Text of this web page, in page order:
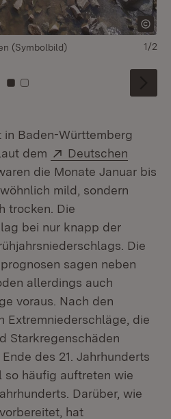
(Symbolbild)
Zu Kachel: 0
Zu Kachel: 1
1/2
in Baden-Württemberg
dem
Extern:
Deutschen
in neuem Fenster)
die Monate Januar bis
mild, sondern
trocken. Die
bei nur knapp der
Die
sagen neben
allerdings auch
voraus. Nach den
Extremniederschläge, die
Starkregenschäden
des 21. Jahrhunderts
so häufig auftreten wie
Darüber, wie
hat